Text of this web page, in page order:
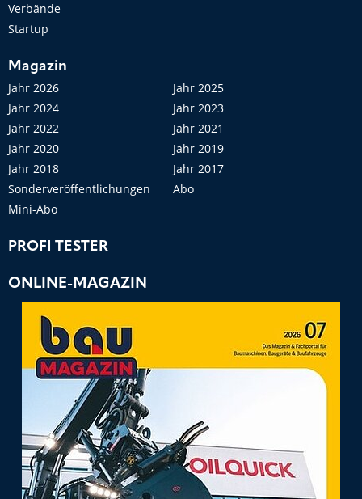
Verbände
Startup
Magazin
Jahr 2026
Jahr 2025
Jahr 2024
Jahr 2023
Jahr 2022
Jahr 2021
Jahr 2020
Jahr 2019
Jahr 2018
Jahr 2017
Sonderveröffentlichungen
Abo
Mini-Abo
PROFI TESTER
ONLINE-MAGAZIN